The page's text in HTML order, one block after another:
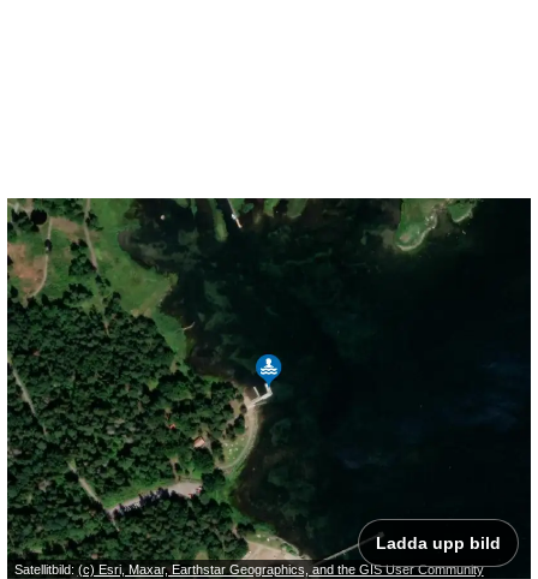
Satellitbild: (c) Esri, Maxar, Earthstar Geographics, and the GIS User Community
Ladda upp bild